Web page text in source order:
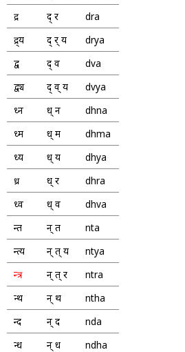
द्र
द् र
dra
द्र्य
द् र् य
drya
द्व
द् व
dva
द्व्य
द् व् य
dvya
ध्न
ध् न
dhna
ध्म
ध् म
dhma
ध्य
ध् य
dhya
ध्र
ध् र
dhra
ध्व
ध् व
dhva
न्त
न् त
nta
न्त्य
न् त् य
ntya
न्त्र
न् त् र
ntra
न्थ
न् थ
ntha
न्द
न् द
nda
न्ध
न् ध
ndha